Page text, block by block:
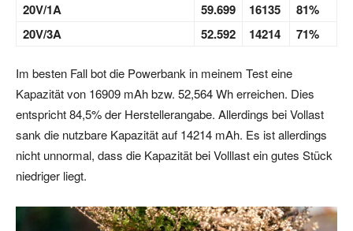
20V/1A
59.699 16135
81%
20V/3A
52.592 14214 71%
Im besten Fall bot die Powerbank in meinem Test eine
Kapazität von 16909 mAh bzw. 52,564 Wh erreichen. Dies
entspricht 84,5% der Herstellerangabe. Allerdings bei Vollast
sank die nutzbare Kapazität auf 14214 mAh. Es ist allerdings
nicht unnormal, dass die Kapazität bei Volllast ein gutes Stück
niedriger liegt.